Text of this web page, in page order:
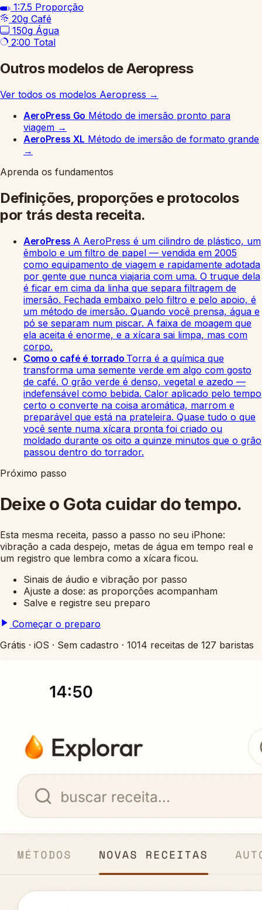
1:7.5 Proporção
20g Café
150g Água
2:00 Total
Outros modelos de Aeropress
Ver todos os modelos Aeropress →
AeroPress Go Método de imersão pronto para
viagem →
AeroPress XL Método de imersão de formato grande
→
Aprenda os fundamentos
Definições, proporções e protocolos
por trás desta receita.
AeroPress A AeroPress é um cilindro de plástico, um
êmbolo e um filtro de papel — vendida em 2005
como equipamento de viagem e rapidamente adotada
por gente que nunca viajaria com uma. O truque dela
é ficar em cima da linha que separa filtragem de
imersão. Fechada embaixo pelo filtro e pelo apoio, é
um método de imersão. Quando você prensa, água e
pó se separam num piscar. A faixa de moagem que
ela aceita é enorme, e a xícara sai limpa, mas com
corpo.
Como o café é torrado Torra é a química que
transforma uma semente verde em algo com gosto
de café. O grão verde é denso, vegetal e azedo —
indefensável como bebida. Calor aplicado pelo tempo
certo o converte na coisa aromática, marrom e
preparável que está na prateleira. Quase tudo o que
você sente numa xícara pronta foi criado ou
moldado durante os oito a quinze minutos que o grão
passou dentro do torrador.
Próximo passo
Deixe o Gota cuidar do tempo.
Esta mesma receita, passo a passo no seu iPhone:
vibração a cada despejo, metas de água em tempo real e
um registro que lembra como a xícara ficou.
Sinais de áudio e vibração por passo
Ajuste a dose: as proporções acompanham
Salve e registre seu preparo
Começar o preparo
Grátis · iOS · Sem cadastro · 1014 receitas de 127 baristas